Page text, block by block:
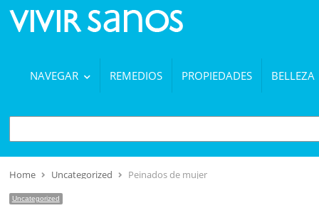
NAVEGAR REMEDIOS PROPIEDADES BELLEZA
BUSCAR
Home Uncategorized Peinados de mujer
Uncategorized